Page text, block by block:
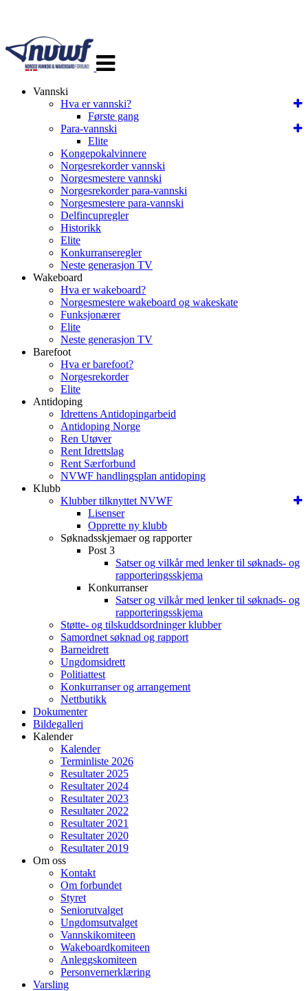
navigasjon
Vannski
Hva er vannski?
Første gang
Para-vannski
Elite
Kongepokalvinnere
Norgesrekorder vannski
Norgesmestere vannski
Norgesrekorder para-vannski
Norgesmestere para-vannski
Delfincupregler
Historikk
Elite
Konkurranseregler
Neste generasjon TV
Wakeboard
Hva er wakeboard?
Norgesmestere wakeboard og wakeskate
Funksjonærer
Elite
Neste generasjon TV
Barefoot
Hva er barefoot?
Norgesrekorder
Elite
Antidoping
Idrettens Antidopingarbeid
Antidoping Norge
Ren Utøver
Rent Idrettslag
Rent Særforbund
NVWF handlingsplan antidoping
Klubb
Klubber tilknyttet NVWF
Lisenser
Opprette ny klubb
Søknadsskjemaer og rapporter
Post 3
Satser og vilkår med lenker til søknads- og
rapporteringsskjema
Konkurranser
Satser og vilkår med lenker til søknads- og
rapporteringsskjema
Støtte- og tilskuddsordninger klubber
Samordnet søknad og rapport
Barneidrett
Ungdomsidrett
Politiattest
Konkurranser og arrangement
Nettbutikk
Dokumenter
Bildegalleri
Kalender
Kalender
Terminliste 2026
Resultater 2025
Resultater 2024
Resultater 2023
Resultater 2022
Resultater 2021
Resultater 2020
Resultater 2019
Om oss
Kontakt
Om forbundet
Styret
Seniorutvalget
Ungdomsutvalget
Vannskikomiteen
Wakeboardkomiteen
Anleggskomiteen
Personvernerklæring
Varsling